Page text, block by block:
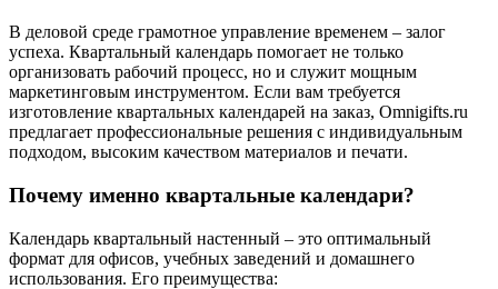
В деловой среде грамотное управление временем – залог
успеха. Квартальный календарь помогает не только
организовать рабочий процесс, но и служит мощным
маркетинговым инструментом. Если вам требуется
изготовление квартальных календарей на заказ, Omnigifts.ru
предлагает профессиональные решения с индивидуальным
подходом, высоким качеством материалов и печати.
Почему именно квартальные календари?
Календарь квартальный настенный – это оптимальный
формат для офисов, учебных заведений и домашнего
использования. Его преимущества: